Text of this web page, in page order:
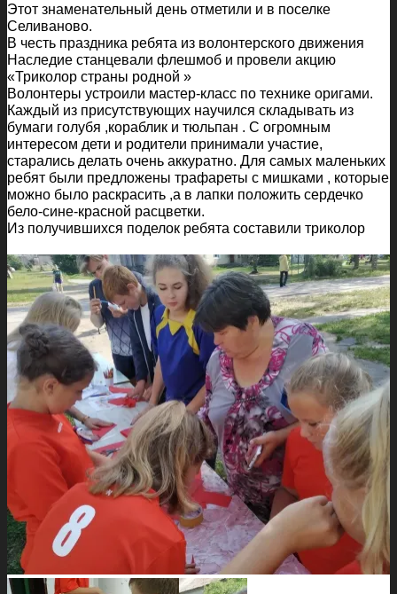
Этот знаменательный день отметили и в поселке
Селиваново.
В честь праздника ребята из волонтерского движения
Наследие станцевали флешмоб и провели акцию
«Триколор страны родной »
Волонтеры устроили мастер-класс по технике оригами.
Каждый из присутствующих научился складывать из
бумаги голубя ,кораблик и тюльпан . С огромным
интересом дети и родители принимали участие,
старались делать очень аккуратно. Для самых маленьких
ребят были предложены трафареты с мишками , которые
можно было раскрасить ,а в лапки положить сердечко
бело-сине-красной расцветки.
Из получившихся поделок ребята составили триколор